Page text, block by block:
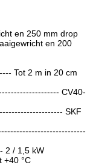
en 250 mm drop
en 200
Tot 2 m in 20 cm
CV40-
SKF
2 / 1,5 kW
+40 °C